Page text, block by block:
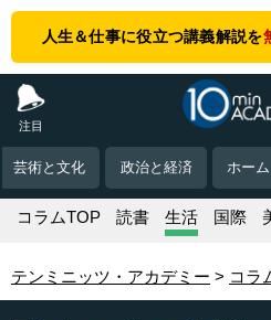
人生＆仕事に役立つ講義解説を
注目
芸術と文化 政治と経済 ホーム
コラムTOP 読書 生活 国際
テンミニッツ・アカデミー コラ